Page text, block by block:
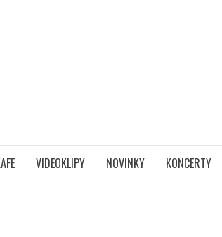
VIDEOKLIPY NOVINKY KONCERTY